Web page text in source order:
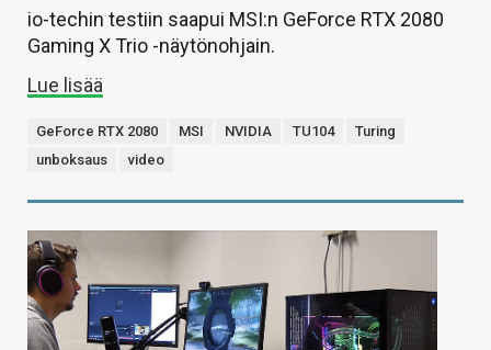
io-techin testiin saapui MSI:n GeForce RTX 2080
Gaming X Trio -näytönohjain.
Lue lisää
GeForce RTX 2080 MSI NVIDIA TU104
Turing
unboksaus
video